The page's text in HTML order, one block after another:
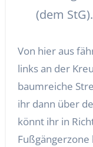
(dem StG).
Von hier aus
links an der
baumreiche
ihr dann über
könnt ihr in